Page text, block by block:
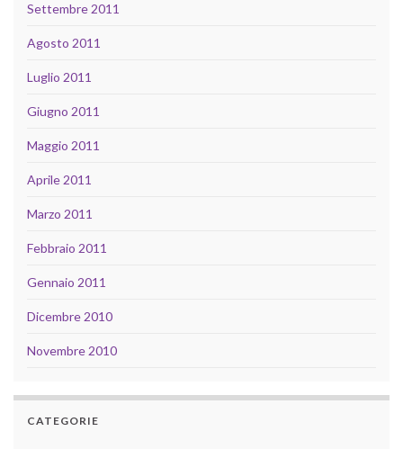
Settembre 2011
Agosto 2011
Luglio 2011
Giugno 2011
Maggio 2011
Aprile 2011
Marzo 2011
Febbraio 2011
Gennaio 2011
Dicembre 2010
Novembre 2010
CATEGORIE